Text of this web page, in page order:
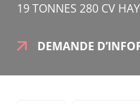
19 TONNES 280 CV
DEMANDE